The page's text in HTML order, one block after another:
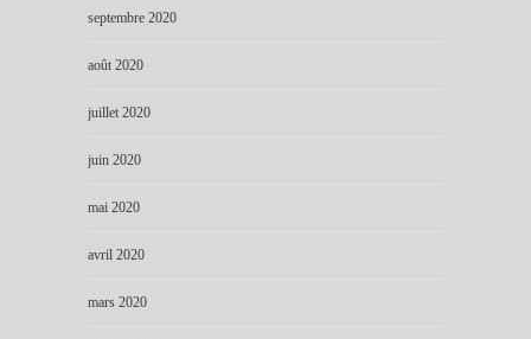
septembre 2020
août 2020
juillet 2020
juin 2020
mai 2020
avril 2020
mars 2020